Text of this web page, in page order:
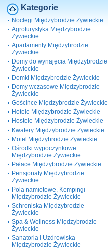
Kategorie
Noclegi Międzybrodzie Żywieckie
Agroturystyka Międzybrodzie
Żywieckie
Apartamenty Międzybrodzie
Żywieckie
Domy do wynajęcia Międzybrodzie
Żywieckie
Domki Międzybrodzie Żywieckie
Domy wczasowe Międzybrodzie
Żywieckie
Gościńce Międzybrodzie Żywieckie
Hotele Międzybrodzie Żywieckie
Hostele Międzybrodzie Żywieckie
Kwatery Międzybrodzie Żywieckie
Motel Międzybrodzie Żywieckie
Ośrodki wypoczynkowe
Międzybrodzie Żywieckie
Pałace Międzybrodzie Żywieckie
Pensjonaty Międzybrodzie
Żywieckie
Pola namiotowe, Kempingi
Międzybrodzie Żywieckie
Schroniska Międzybrodzie
Żywieckie
Spa & Wellness Międzybrodzie
Żywieckie
Sanatoria i Uzdrowiska
Międzybrodzie Żywieckie